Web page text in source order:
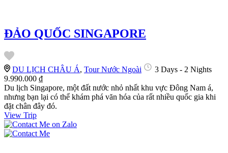
ĐẢO QUỐC SINGAPORE
DU LỊCH CHÂU Á, Tour Nước Ngoài
3 Days - 2 Nights
9.990.000 ₫
Du lịch Singapore, một đất nước nhỏ nhất khu vực Đông Nam á,
nhưng bạn lại có thể khám phá văn hóa của rất nhiều quốc gia khi
đặt chân đây đó.
View Trip